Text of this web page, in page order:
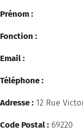
Prénom :
Fonction :
Email :
Téléphone :
Adresse : 12 Rue
Code Postal : 69220